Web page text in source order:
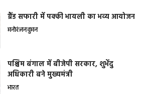
ग्रैंड सफारी में पक्की भायली का भव्य आयोजन
मनोरंजनवुमन
पश्चिम बंगाल में बीजेपी सरकार, शुभेंदु
अधिकारी बने मुख्यमंत्री
भारत